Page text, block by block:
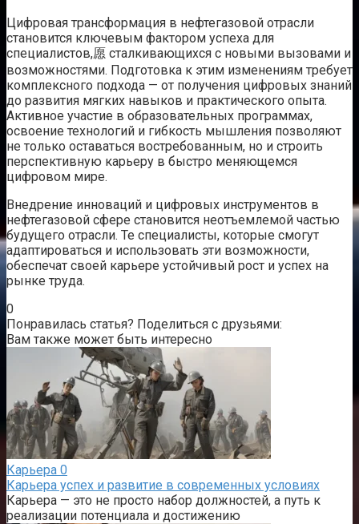
Цифровая трансформация в нефтегазовой отрасли
становится ключевым фактором успеха для
специалистов,愿 сталкивающихся с новыми вызовами и
возможностями. Подготовка к этим изменениям требует
комплексного подхода — от получения цифровых знаний
до развития мягких навыков и практического опыта.
Активное участие в образовательных программах,
освоение технологий и гибкость мышления позволяют
не только оставаться востребованным, но и строить
перспективную карьеру в быстро меняющемся
цифровом мире.
Внедрение инноваций и цифровых инструментов в
нефтегазовой сфере становится неотъемлемой частью
будущего отрасли. Те специалисты, которые смогут
адаптироваться и использовать эти возможности,
обеспечат своей карьере устойчивый рост и успех на
рынке труда.
0
Понравилась статья? Поделиться с друзьями:
Вам также может быть интересно
Карьера 0
Карьера успех и развитие в современных условиях
Карьера — это не просто набор должностей, а путь к
реализации потенциала и достижению